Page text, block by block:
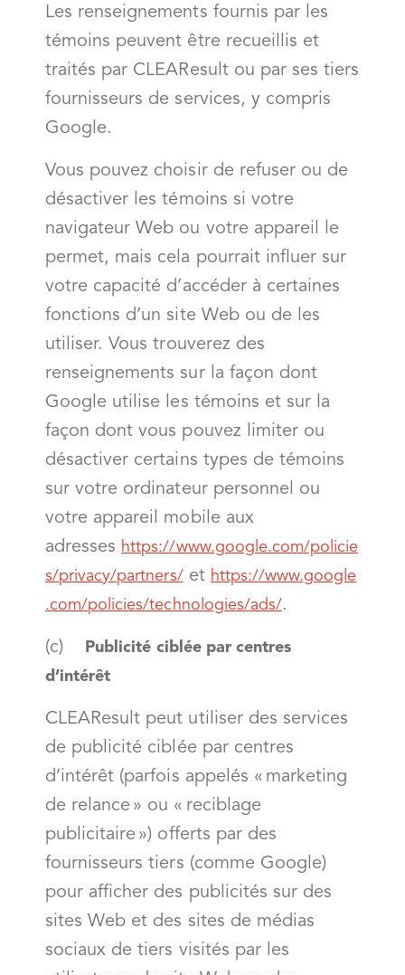
Les renseignements fournis par les
témoins peuvent être recueillis et
traités par CLEAResult ou par ses tiers
fournisseurs de services, y compris
Google.
Vous pouvez choisir de refuser ou de
désactiver les témoins si votre
navigateur Web ou votre appareil le
permet, mais cela pourrait influer sur
votre capacité d’accéder à certaines
fonctions d’un site Web ou de les
utiliser. Vous trouverez des
renseignements sur la façon dont
Google utilise les témoins et sur la
façon dont vous pouvez limiter ou
désactiver certains types de témoins
sur votre ordinateur personnel ou
votre appareil mobile aux
adresses https://www.google.com/policie
s/privacy/partners/ et https://www.google
.com/policies/technologies/ads/.
(c)
Publicité ciblée par centres
d’intérêt
CLEAResult peut utiliser des services
de publicité ciblée par centres
d’intérêt (parfois appelés « marketing
de relance » ou « reciblage
publicitaire ») offerts par des
fournisseurs tiers (comme Google)
pour afficher des publicités sur des
sites Web et des sites de médias
sociaux de tiers visités par les